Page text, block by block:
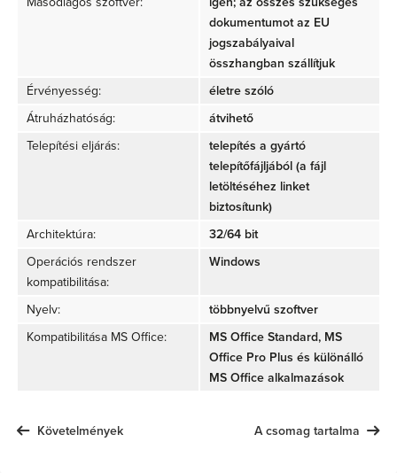
dokumentumot az EU
jogszabályaival
összhangban szállítjuk
Érvényesség:
életre szóló
Átruházhatóság:
átvihető
Telepítési eljárás:
telepítés a gyártó
telepítőfájljából (a fájl
letöltéséhez linket
biztosítunk)
Architektúra:
32/64 bit
Operációs rendszer
kompatibilitása:
Windows
Nyelv:
többnyelvű szoftver
Kompatibilitása MS Office:
MS Office Standard, MS
Office Pro Plus és különálló
MS Office alkalmazások
Követelmények A csomag tartalma